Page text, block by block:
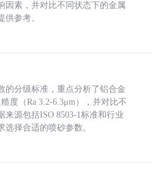
因素，并对比不同状态下的金属
供参考。
的分级标准，重点分析了铝合金
度（Ra 3.2-6.3μm），并对比不
来源包括ISO 8503-1标准和行业
选择合适的喷砂参数。